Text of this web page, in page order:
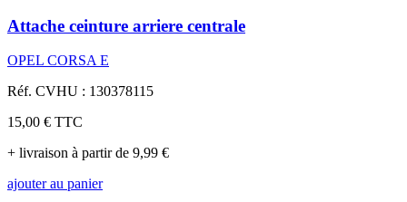
Attache ceinture arriere centrale
OPEL CORSA E
Réf. CVHU : 130378115
15,00 € TTC
+ livraison à partir de 9,99 €
ajouter au panier